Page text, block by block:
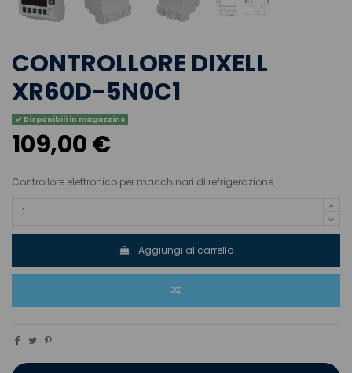
CONTROLLORE DIXELL
XR60D-5N0C1
Disponibili in magazzino
109,00 €
Controllore elettronico per macchinari di refrigerazione.
Aggiungi al carrello